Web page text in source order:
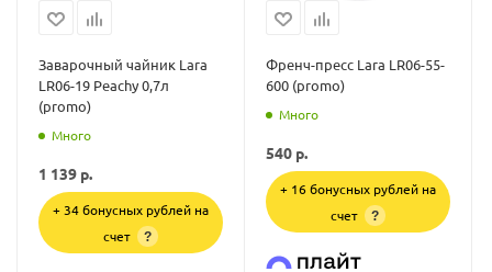
Заварочный чайник Lara
LR06-19 Peachy 0,7л
(promo)
Много
1 139 р.
+ 34 бонусных рублей на
счет
?
Френч-пресс Lara LR06-55-
600 (promo)
Много
540 р.
+ 16 бонусных рублей на
счет
?